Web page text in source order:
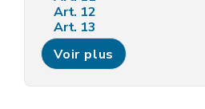
Art. 12
Art. 13
Art. 14
Art. 15
Art. 16
Voir plus